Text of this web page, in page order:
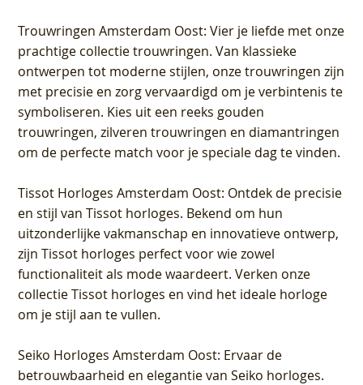
Trouwringen Amsterdam Oost: Vier je liefde met onze
prachtige collectie trouwringen. Van klassieke
ontwerpen tot moderne stijlen, onze trouwringen zijn
met precisie en zorg vervaardigd om je verbintenis te
symboliseren. Kies uit een reeks gouden
trouwringen, zilveren trouwringen en diamantringen
om de perfecte match voor je speciale dag te vinden.
Tissot Horloges Amsterdam Oost: Ontdek de precisie
en stijl van Tissot horloges. Bekend om hun
uitzonderlijke vakmanschap en innovatieve ontwerp,
zijn Tissot horloges perfect voor wie zowel
functionaliteit als mode waardeert. Verken onze
collectie Tissot horloges en vind het ideale horloge
om je stijl aan te vullen.
Seiko Horloges Amsterdam Oost: Ervaar de
betrouwbaarheid en elegantie van Seiko horloges.